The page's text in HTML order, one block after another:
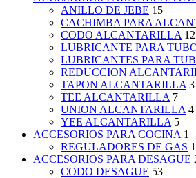
ANILLO DE JEBE 15
CACHIMBA PARA
CODO ALCANTARILLA 12
LUBRICANTE PARA
LUBRICANTES PARA
REDUCCION
TAPON ALCANTARILLA 3
TEE ALCANTARILLA 7
UNION ALCANTARILLA 4
YEE ALCANTARILLA 5
ACCESORIOS PARA COCINA 1
REGULADORES DE GAS 1
ACCESORIOS PARA DESAGUE
CODO DESAGUE 53